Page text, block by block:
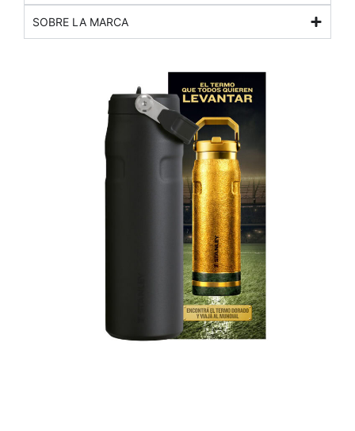
SOBRE LA MARCA